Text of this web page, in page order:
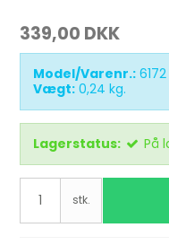
339,00 DKK
Model/Varenr.: 6172
Vægt: 0,24 kg.
Lagerstatus: På
stk.